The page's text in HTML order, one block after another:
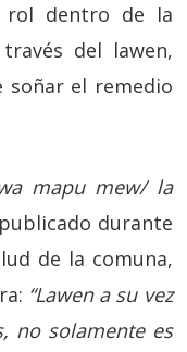
rol dentro de la
del lawen,
soñar el remedio
mapu mew/ la
durante
de la comuna,
“Lawen a su vez
no solamente es